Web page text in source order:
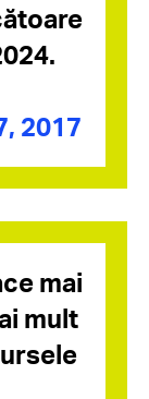
2017
mai
mult